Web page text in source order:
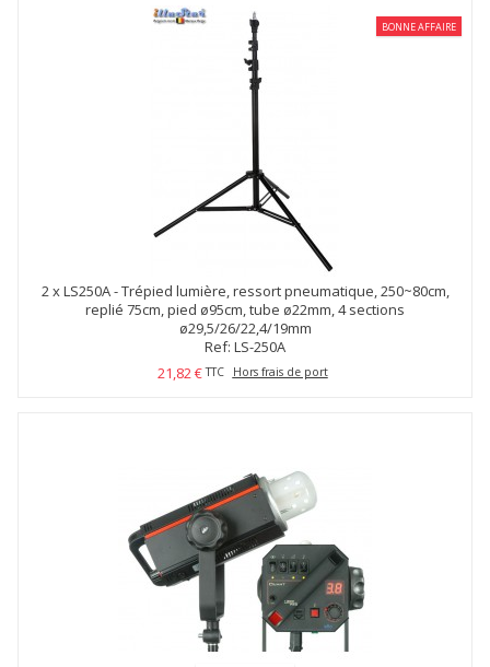
BONNE AFFAIRE
2 xLS250A - Trépied lumière, ressort pneumatique, 250~80cm,
replié 75cm, pied ø95cm, tube ø22mm, 4 sections
ø29,5/26/22,4/19mm
Ref: LS-250A
21,82 €TTC Hors frais de port